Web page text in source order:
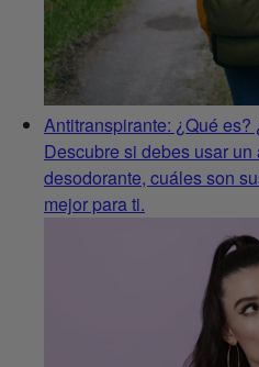
Antitranspirante: ¿Qué es?
Descubre si debes usar
desodorante, cuáles son
mejor para ti.